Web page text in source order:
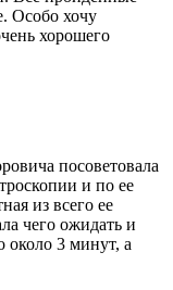
Особо хочу
хорошего
посоветовала
и по ее
из всего ее
чего ожидать и
около 3 минут, а